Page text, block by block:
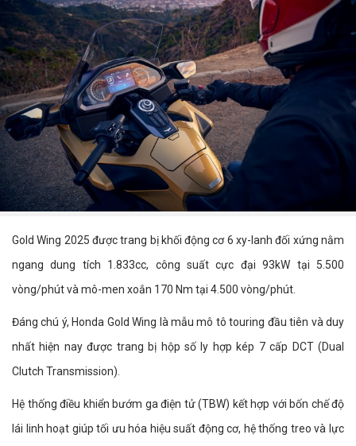
Gold Wing 2025 được trang bị khối động cơ 6 xy-lanh đối xứng nằm
ngang dung tích 1.833cc, công suất cực đại 93kW tại 5.500
vòng/phút và mô-men xoắn 170 Nm tại 4.500 vòng/phút.
Đáng chú ý, Honda Gold Wing là mẫu mô tô touring đầu tiên và duy
nhất hiện nay được trang bị hộp số ly hợp kép 7 cấp DCT (Dual
Clutch Transmission).
Hệ thống điều khiển bướm ga điện tử (TBW) kết hợp với bốn chế độ
lái linh hoạt giúp tối ưu hóa hiệu suất động cơ, hệ thống treo và lực